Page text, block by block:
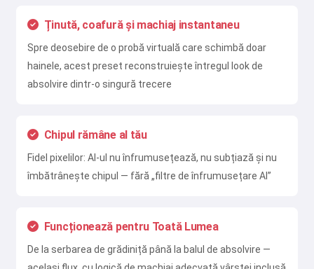
Ținută, coafură și machiaj instantaneu
Spre deosebire de o probă virtuală care schimbă doar
hainele, acest preset reconstruiește întregul look de
absolvire dintr-o singură trecere
Chipul rămâne al tău
Fidel pixelilor: AI-ul nu înfrumusețează, nu subțiază și nu
îmbătrânește chipul — fără „filtre de înfrumusețare AI”
Funcționează pentru Toată Lumea
De la serbarea de grădiniță până la balul de absolvire —
Salut 👋
Pot crea cântece, scrie poezii și
Încearcă gratuit
Politica de confidențialitate,